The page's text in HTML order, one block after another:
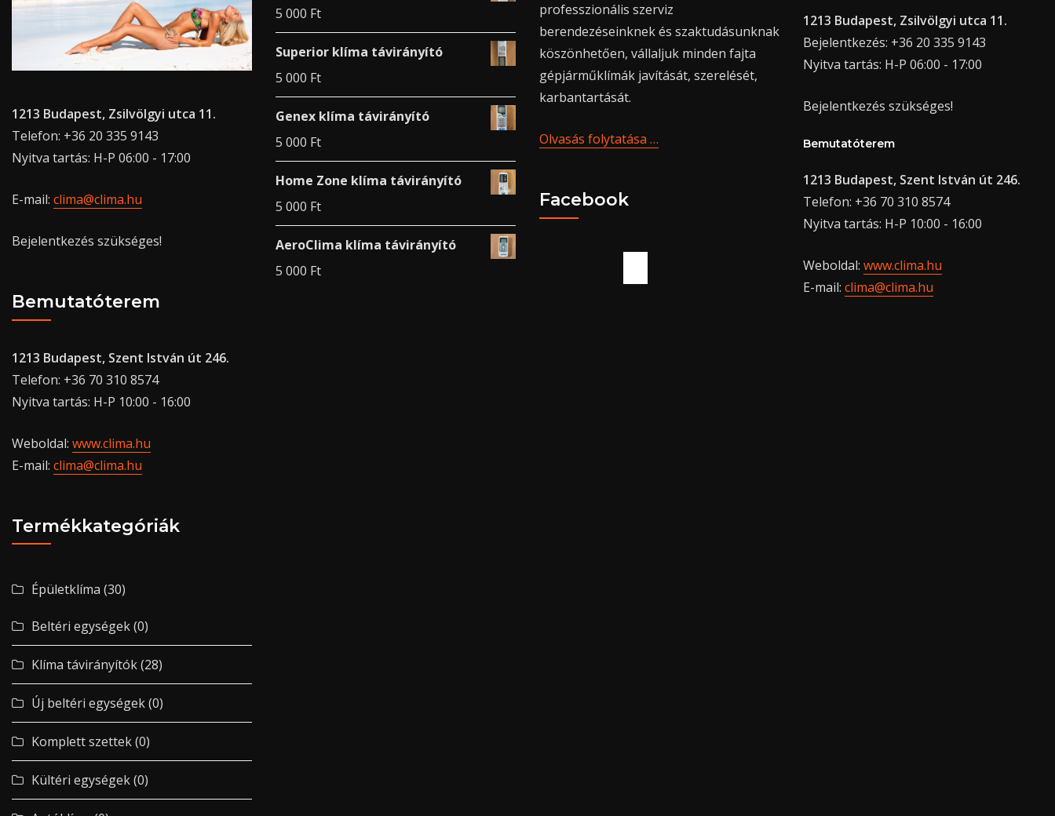
1213 Budapest, Zsilvölgyi utca 11.
Telefon: +36 20 335 9143
Nyitva tartás: H-P 06:00 - 17:00
E-mail: clima@clima.hu
Bejelentkezés szükséges!
Bemutatóterem
1213 Budapest, Szent István út 246.
Telefon: +36 70 310 8574
Nyitva tartás: H-P 10:00 - 16:00
Weboldal: www.clima.hu
E-mail: clima@clima.hu
Termékkategóriák
Épületklíma (30)
Beltéri egységek(0)
Klíma távirányítók(28)
Új beltéri egységek(0)
Komplett szettek(0)
Kültéri egységek(0)
5 000 Ft
Superior klíma távirányító
5 000 Ft
Genex klíma távirányító
5 000 Ft
Home Zone klíma távirányító
5 000 Ft
AeroClima klíma távirányító
5 000 Ft
professzionális szerviz
berendezéseinknek és szaktudásunknak
köszönhetően, vállaljuk minden fajta
gépjárműklímák javítását, szerelését,
karbantartását.
Olvasás folytatása …
Facebook
1213 Budapest, Zsilvölgyi utca 11.
Bejelentkezés: +36 20 335 9143
Nyitva tartás: H-P 06:00 - 17:00
Bejelentkezés szükséges!
Bemutatóterem
1213 Budapest, Szent István út 246.
Telefon: +36 70 310 8574
Nyitva tartás: H-P 10:00 - 16:00
Weboldal: www.clima.hu
E-mail: clima@clima.hu